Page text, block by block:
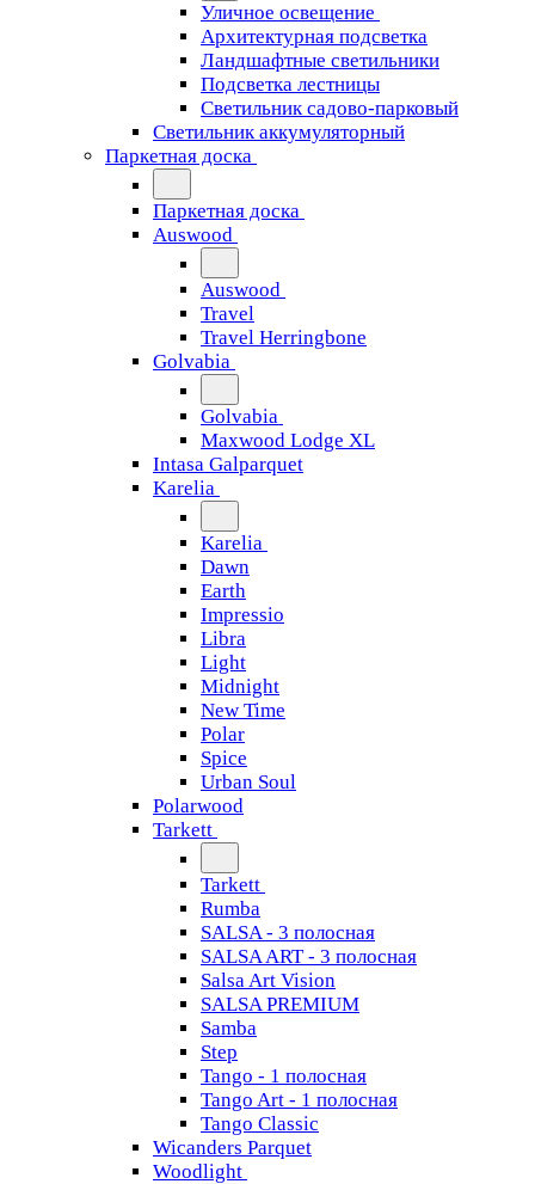
Уличное освещение
Архитектурная подсветка
Ландшафтные светильники
Подсветка лестницы
Светильник садово-парковый
Светильник аккумуляторный
Паркетная доска
Паркетная доска
Auswood
Auswood
Travel
Travel Herringbone
Golvabia
Golvabia
Maxwood Lodge XL
Intasa Galparquet
Karelia
Karelia
Dawn
Earth
Impressio
Libra
Light
Midnight
New Time
Polar
Spice
Urban Soul
Polarwood
Tarkett
Tarkett
Rumba
SALSA - 3 полосная
SALSA ART - 3 полосная
Salsa Art Vision
SALSA PREMIUM
Samba
Step
Tango - 1 полосная
Tango Art - 1 полосная
Tango Classiс
Wicanders Parquet
Woodlight